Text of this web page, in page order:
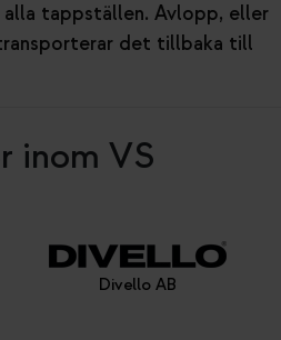
tappställen. Avlopp, eller
det tillbaka till
inom VS
Divello AB